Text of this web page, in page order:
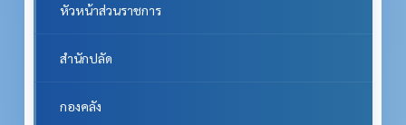
หัวหน้าส่วนราชการ
สำนักปลัด
กองคลัง